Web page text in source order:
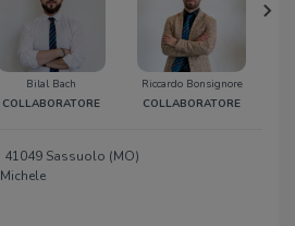
Bilal Bach
COLLABORATORE
Riccardo Bonsignore
COLLABORATORE
41049 Sassuolo (MO)